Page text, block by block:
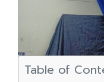
Table of